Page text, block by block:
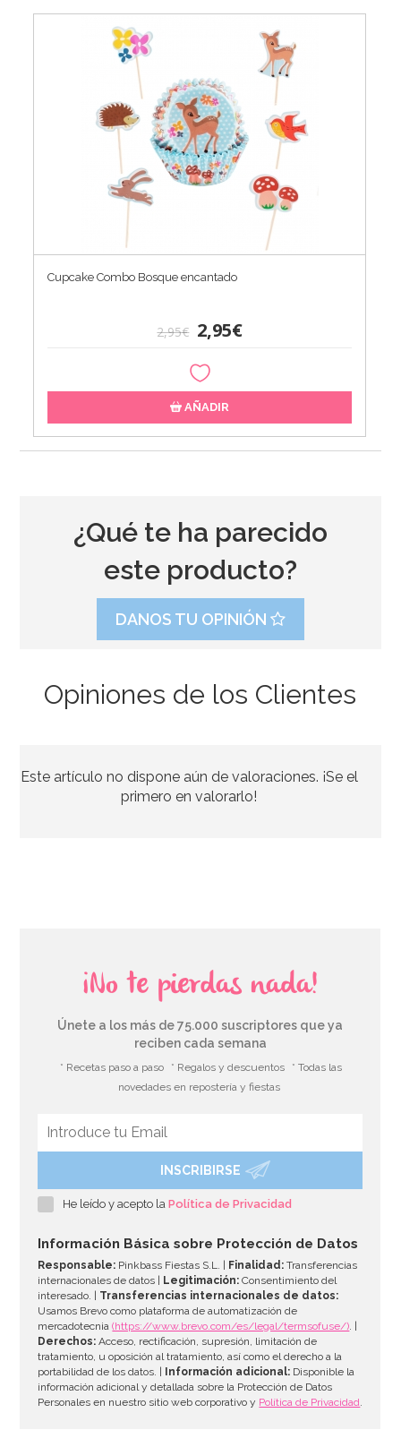
Cupcake Combo Bosque encantado
2,95€ 2,95€
AÑADIR
6,95€ 6,95€
Boquilla PME hoja nº51 Estándar
AÑADIR
¿Qué te ha parecido
este producto?
DANOS TU OPINIÓN
Opiniones de los Clientes
Este artículo no dispone aún de valoraciones. ¡Se el
primero en valorarlo!
¡No te pierdas nada!
Únete a los más de 75.000 suscriptores que ya
reciben cada semana
* Recetas paso a paso * Regalos y descuentos
* Todas las
novedades en repostería y fiestas
INSCRIBIRSE
He leído y acepto laPolítica de Privacidad
Información Básica sobre Protección de Datos
Responsable: Pinkbass Fiestas S.L. | Finalidad: Transferencias
internacionales de datos |
Legitimación: Consentimiento del
interesado. | Transferencias internacionales de datos:
Usamos Brevo como plataforma de automatización de
mercadotecnia(https://www.brevo.com/es/legal/termsofuse/). |
Derechos: Acceso, rectificación, supresión, limitación de
tratamiento, u oposición al tratamiento, así como el derecho a la
portabilidad de los datos. |
Información adicional: Disponible la
información adicional y detallada sobre la Protección de Datos
Personales en nuestro sitio web corporativo y Política de Privacidad.